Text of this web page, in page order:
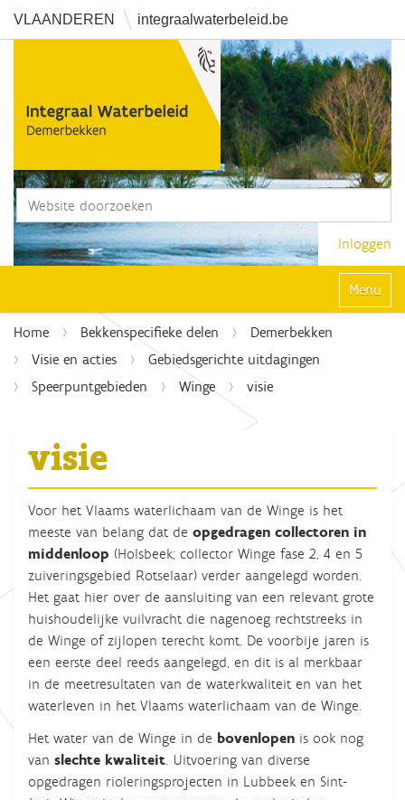
VLAANDEREN integraalwaterbeleid.be
Zoek
Geavanceerd zoeken...
Inloggen
Klap
Home Bekkenspecifieke delen
Demerbekken
Visie en acties
Gebiedsgerichte uitdagingen
Speerpuntgebieden
Winge visie
visie
Voor het Vlaams waterlichaam van de Winge is het
meeste van belang dat de opgedragen collectoren in
middenloop (Holsbeek; collector Winge fase 2, 4 en 5
zuiveringsgebied Rotselaar) verder aangelegd worden.
Het gaat hier over de aansluiting van een relevant grote
huishoudelijke vuilvracht die nagenoeg rechtstreeks in
de Winge of zijlopen terecht komt. De voorbije jaren is
een eerste deel reeds aangelegd, en dit is al merkbaar
in de meetresultaten van de waterkwaliteit en van het
waterleven in het Vlaams waterlichaam van de Winge.
Het water van de Winge in de bovenlopen is ook nog
van slechte kwaliteit . Uitvoering van diverse
opgedragen rioleringsprojecten in Lubbeek en Sint-